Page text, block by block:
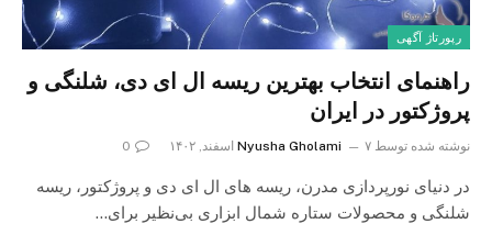
رپورتاژ آگهی
راهنمای انتخاب بهترین ریسه ال ای دی، شلنگی و
پروژکتور در ایران
نوشته شده توسط Nyusha Gholami ۷ اسفند, ۱۴۰۲ 0
در دنیای نورپردازی مدرن، ریسه ‌های ال ای دی و پروژکتور، ریسه
شلنگی و محصولات ستاره شمال ابزاری بی‌نظیر برای…